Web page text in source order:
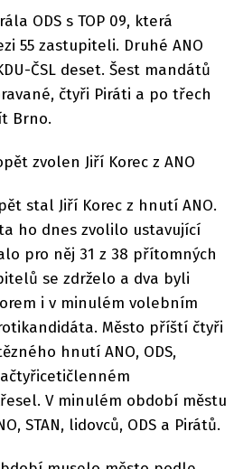
ODS s TOP 09, která
55 zastupiteli. Druhé ANO
ČSL deset. Šest mandátů
čtyři Piráti a po třech
Brno.
zvolen Jiří Korec z ANO
stal Jiří Korec z hnutí ANO.
ho dnes zvolilo ustavující
pro něj 31 z 38 přítomných
se zdrželo a dva byli
i v minulém volebním
Město příští čtyři
hnutí ANO, ODS,
V minulém období městu
STAN, lidovců, ODS a Pirátů.